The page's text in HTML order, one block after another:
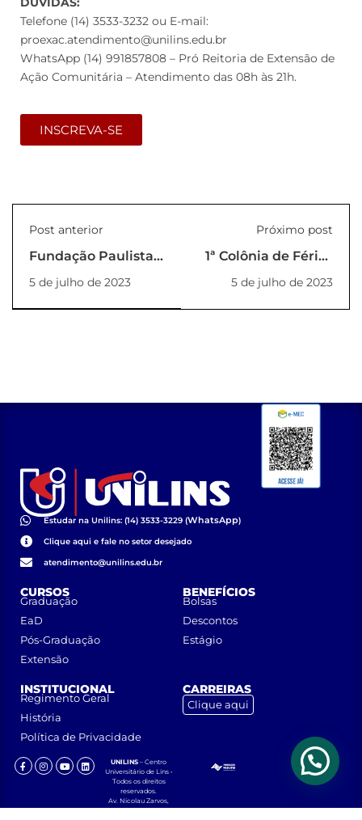
Telefone (14) 3533-3232 ou E-mail:
proexac.atendimento@unilins.edu.br
WhatsApp (14) 991857808 – Pró Reitoria de Extensão de
Ação Comunitária – Atendimento das 08h às 21h.
INSCREVA-SE
Post anterior
Fundação Paulista
de Tecnologia e
Educação realizou
festa junina para os
5 de julho de 2023
Próximo post
1ª Colônia de Férias
na Unilins
5 de julho de 2023
Estudar na Unilins: (14) 3533-3229 (WhatsApp)
Clique aqui e fale no setor desejado
atendimento@unilins.edu.br
CURSOS
Graduação
EaD
Pós-Graduação
Extensão
BENEFÍCIOS
Bolsas
Descontos
Estágio
INSTITUCIONAL
Regimento Geral
História
Política de Privacidade
CARREIRAS
Clique aqui
UNILINS – Centro
Universitário de Lins •
Todos os direitos
reservados.
Av. Nicolau Zarvos,
1925 – Jardim